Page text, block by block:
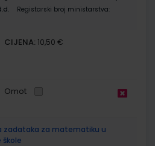
Registarski broj ministarstva:
CIJENA: 10,50 €
Omot
zadataka za matematiku u